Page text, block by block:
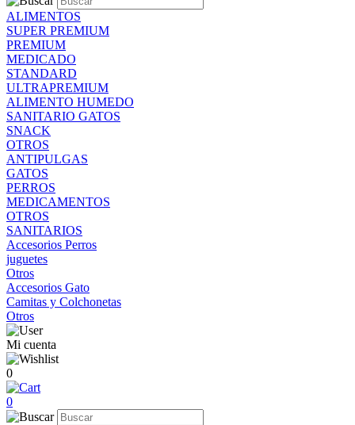
ALIMENTOS
SUPER PREMIUM
PREMIUM
MEDICADO
STANDARD
ULTRAPREMIUM
ALIMENTO HUMEDO
SANITARIO GATOS
SNACK
OTROS
ANTIPULGAS
GATOS
PERROS
MEDICAMENTOS
OTROS
SANITARIOS
Accesorios Perros
juguetes
Otros
Accesorios Gato
Camitas y Colchonetas
Otros
Mi cuenta
0
0